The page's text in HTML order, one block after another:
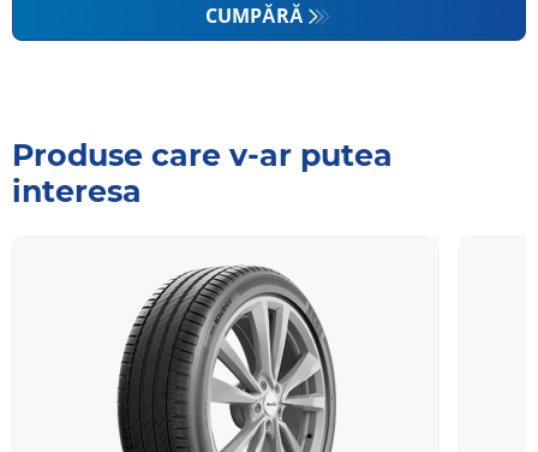
CUMPĂRĂ
Produse care v-ar putea
interesa